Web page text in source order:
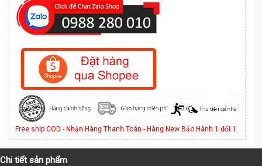
Free ship COD - Nhận Hàng Thanh Toán - Hàng New Bảo Hành 1 đổi 1
Chi tiết sản phẩm